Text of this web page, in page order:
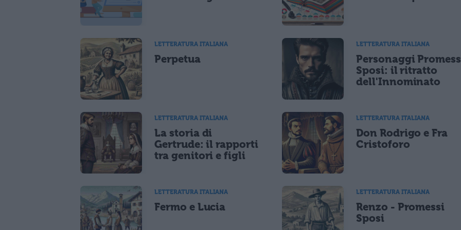
LETTERATURA ITALIANA
Perpetua
LETTERATURA ITALIANA
Personaggi
Sposi: il ritratto
dell'Innominato
LETTERATURA ITALIANA
La storia di
Gertrude: il rapporti
tra genitori e figli
LETTERATURA ITALIANA
Don Rodrigo e Fra
Cristoforo
LETTERATURA ITALIANA
Fermo e Lucia
LETTERATURA ITALIANA
Renzo - Promessi
Sposi